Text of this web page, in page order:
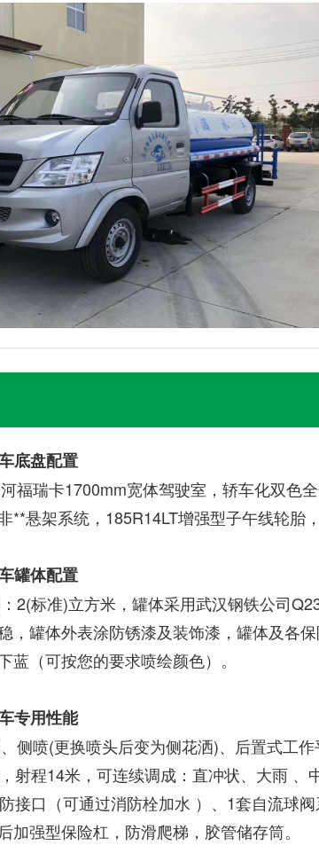
底盘配置
瑞卡1700mm宽体驾驶室，轿车化双色全
**悬架系统，185R14LT增强型子午线轮胎
罐体配置
标准)立方米，罐体采用武汉钢铁公司
，罐体外表涂防锈漆及装饰漆，罐体及各
蓝（可按您的要求喷绘颜色）。
专用性能
喷(更换喷头后变为侧花洒)、后置式工作
射程14米，可连续调成：直冲状、大雨
接口（可通过消防栓加水 ）、1套自流球
加强型保险杠，防滑爬梯，胶管储存筒。